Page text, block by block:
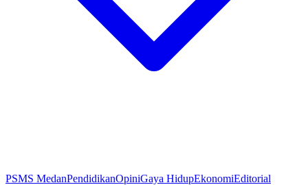
PSMS MedanPendidikanOpiniGaya HidupEkonomiEditorial